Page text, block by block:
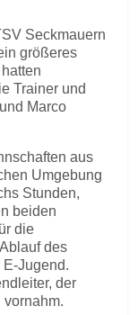
Seckmauern
größeres
Trainer und
Marco
aus
Umgebung
Stunden,
beiden
die
des
Jugend.
der